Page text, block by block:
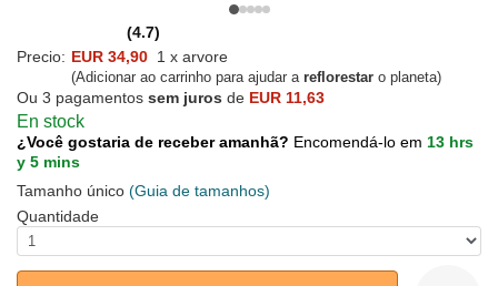
(4.7)
Precio: EUR 34,90 1 x arvore
(Adicionar ao carrinho para ajudar a reflorestar o planeta)
Ou 3 pagamentos sem juros de EUR 11,63
En stock
¿Você gostaria de receber amanhã? Encomendá-lo em 13 hrs
y 5 mins
Tamanho único (Guia de tamanhos)
Quantidade